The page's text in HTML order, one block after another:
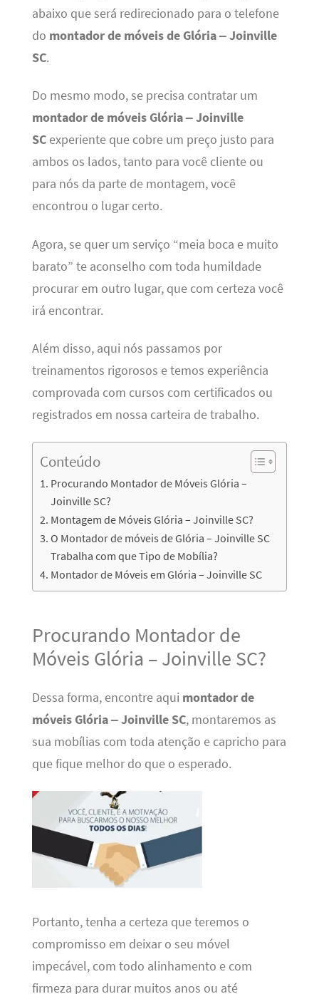
abaixo que será redirecionado para o telefone
do montador de móveis de Glória – Joinville
SC.
Do mesmo modo, se precisa contratar um
montador de móveis Glória – Joinville
SCexperiente que cobre um preço justo para
ambos os lados, tanto para você cliente ou
para nós da parte de montagem, você
encontrou o lugar certo.
Agora, se quer um serviço “meia boca e muito
barato” te aconselho com toda humildade
procurar em outro lugar, que com certeza você
irá encontrar.
Além disso, aqui nós passamos por
treinamentos rigorosos e temos experiência
comprovada com cursos com certificados ou
registrados em nossa carteira de trabalho.
Conteúdo
Procurando Montador de Móveis Glória –
Joinville SC?
Montagem de Móveis Glória – Joinville SC?
O Montador de móveis de Glória – Joinville SC
Trabalha com que Tipo de Mobília?
Montador de Móveis em Glória – Joinville SC
Procurando Montador de
Móveis Glória – Joinville SC?
Dessa forma, encontre aqui montador de
móveis Glória – Joinville SC, montaremos as
sua mobílias com toda atenção e capricho para
que fique melhor do que o esperado.
Portanto, tenha a certeza que teremos o
compromisso em deixar o seu móvel
impecável, com todo alinhamento e com
firmeza para durar muitos anos ou até